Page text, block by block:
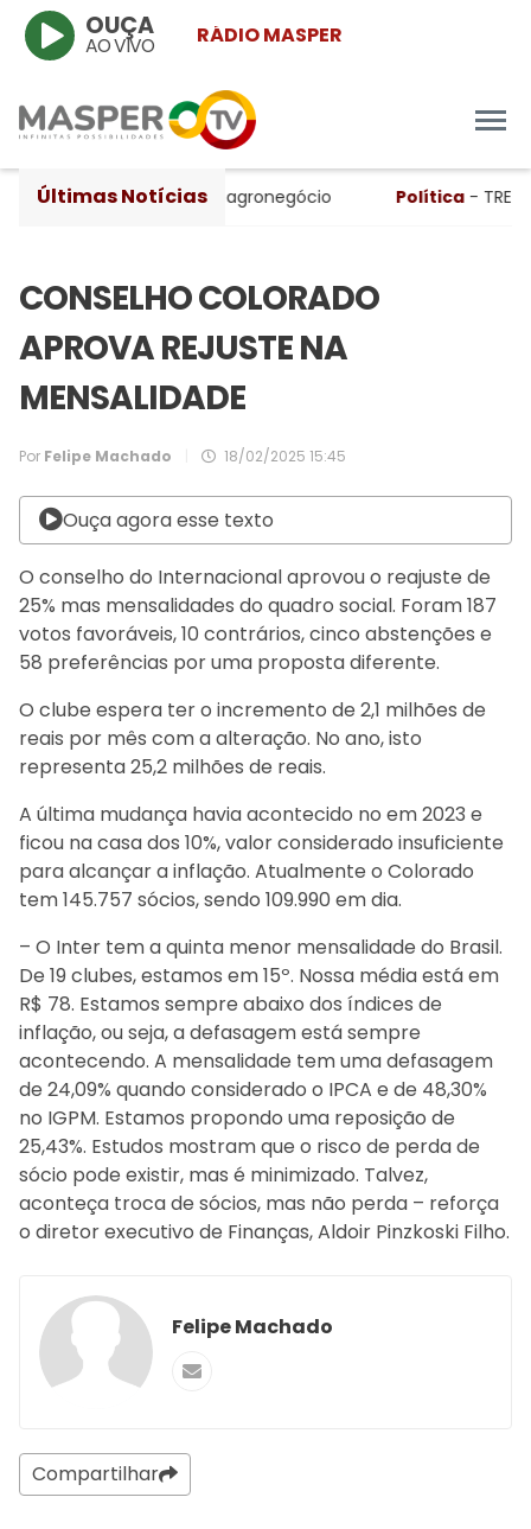
RÁDIO MASPER
OUÇA
AO VIVO
Últimas Notícias
apesar da queda no agronegócio Política- TRE-RS
CONSELHO COLORADO
APROVA REJUSTE NA
MENSALIDADE
Por Felipe Machado 18/02/2025 15:45
Ouça agora esse texto
O conselho do Internacional aprovou o reajuste de
25% mas mensalidades do quadro social. Foram 187
votos favoráveis, 10 contrários, cinco abstenções e
58 preferências por uma proposta diferente.
O clube espera ter o incremento de 2,1 milhões de
reais por mês com a alteração. No ano, isto
representa 25,2 milhões de reais.
A última mudança havia acontecido no em 2023 e
ficou na casa dos 10%, valor considerado insuficiente
para alcançar a inflação. Atualmente o Colorado
tem 145.757 sócios, sendo 109.990 em dia.
– O Inter tem a quinta menor mensalidade do Brasil.
De 19 clubes, estamos em 15º. Nossa média está em
R$ 78. Estamos sempre abaixo dos índices de
inflação, ou seja, a defasagem está sempre
acontecendo. A mensalidade tem uma defasagem
de 24,09% quando considerado o IPCA e de 48,30%
no IGPM. Estamos propondo uma reposição de
25,43%. Estudos mostram que o risco de perda de
sócio pode existir, mas é minimizado. Talvez,
aconteça troca de sócios, mas não perda – reforça
o diretor executivo de Finanças, Aldoir Pinzkoski Filho.
Felipe Machado
Compartilhar